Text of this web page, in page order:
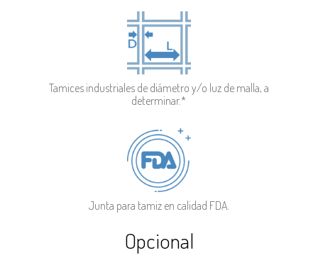
Tamices industriales de diámetro y/o luz de malla, a
determinar.*
Junta para tamiz en calidad FDA.
Opcional